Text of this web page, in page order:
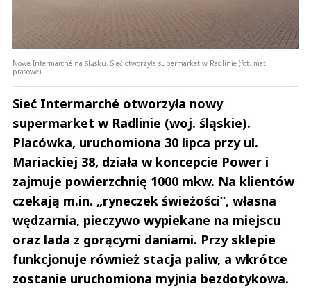
Nowe Intermarché na Śląsku. Sieć otworzyła supermarket w Radlinie (fot. mat.
prasowe)
Sieć Intermarché otworzyła nowy
supermarket w Radlinie (woj. śląskie).
Placówka, uruchomiona 30 lipca przy ul.
Mariackiej 38, działa w koncepcie Power i
zajmuje powierzchnię 1000 mkw. Na klientów
czekają m.in. „ryneczek świeżości”, własna
wędzarnia, pieczywo wypiekane na miejscu
oraz lada z gorącymi daniami. Przy sklepie
funkcjonuje również stacja paliw, a wkrótce
zostanie uruchomiona myjnia bezdotykowa.